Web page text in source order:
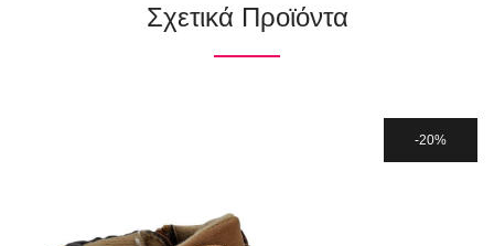
Σχετικά Προϊόντα
20%